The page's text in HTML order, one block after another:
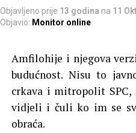
Objavljeno prije 13 godina na 11
Objavio: Monitor online
Amfilohije i njegova
budućnost. Nisu to
crkava i mitropolit
vidjeli i čuli ko im se
obraća.